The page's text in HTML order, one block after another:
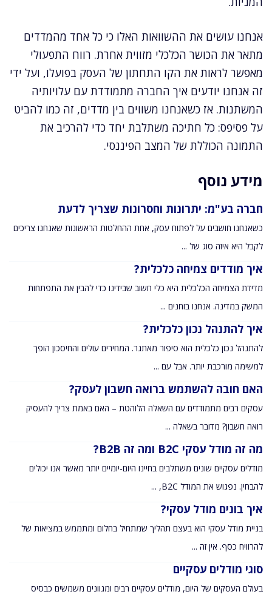
אנחנו עושים את ההשוואות האלו כי כל אחד מהמדדים
מתאר את הכושר הכלכלי מזווית אחרת. רווח התפעולי
מאפשר לראות את הקו התחתון של העסק בפועלו, ועל ידי
זה אנחנו יודעים איך החברה מתמודדת עם עלויותיה
המשתנות. אז כשאנחנו משווים בין מדדים, זה כמו להביט
על פסיפס: כל חתיכה משתלבת יחד כדי להרכיב את
התמונה הכוללת של המצב הפיננסי.
מידע נוסף
חברה בע"מ: יתרונות וחסרונות שצריך לדעת
כשאנחנו חושבים על לפתוח עסק, אחת ההחלטות הראשונות שאנחנו צריכים
לקבל היא איזה סוג של ...
איך מודדים צמיחה כלכלית?
מדידת הצמיחה הכלכלית היא כלי חשוב שבידינו כדי להבין את התפתחות
המשק במדינה. אנחנו בוחנים ...
איך להתנהל נכון כלכלית?
להתנהל נכון כלכלית הוא סיפור מאתגר. המחירים עולים והחיסכון הופך
למשימה מורכבת יותר. אבל עם ...
האם חובה להשתמש ברואה חשבון לעסק?
עסקים רבים מתמודדים עם השאלה הלוהטת – האם באמת צריך להעסיק
רואה חשבון? מדובר בשאלה ...
מה זה מודל עסקי B2C ומה זה B2B?
מודלים עסקיים שונים משתלבים בחיינו היום-יומיים יותר מאשר אנו יכולים
להבחין. נפגוש את המודל B2C, ...
איך בונים מודל עסקי?
בניית מודל עסקי הוא בעצם תהליך שמתחיל בחלום ומתממש במציאות של
להרוויח כסף. אין זה ...
סוגי מודלים עסקיים
בעולם העסקים של היום, מודלים עסקיים רבים ומגוונים משמשים כבסיס